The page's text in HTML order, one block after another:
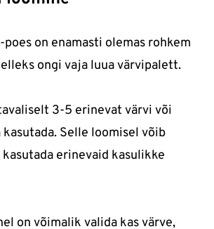
on enamasti olemas rohkem
ongi vaja luua värvipalett.
3-5 erinevat värvi või
Selle loomisel võib
erinevaid kasulikke
on võimalik valida kas värve,